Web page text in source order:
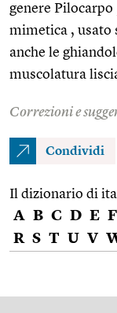
genere
mimetica , usato
anche le
muscolatura
Correzioni e
Condividi
Il dizionario di
A B C D E F
R S T U V